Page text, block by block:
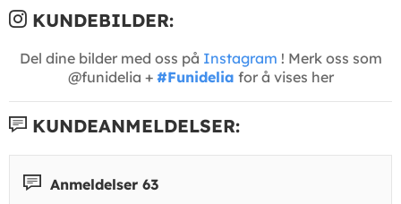
KUNDEBILDER:
Del dine bilder med oss på Instagram ! Merk oss som
@funidelia + #Funidelia for å vises her
KUNDEANMELDELSER:
Anmeldelser 63